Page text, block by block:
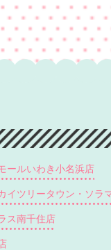
ールいわき小名浜店
イツリータウン・ソラ
ス南千住店